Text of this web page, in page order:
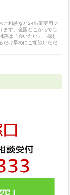
ご相談など24時間専用フ
ます。全国どこからでも
談は「会いたい」「探し
だけ早めにご相談いただ